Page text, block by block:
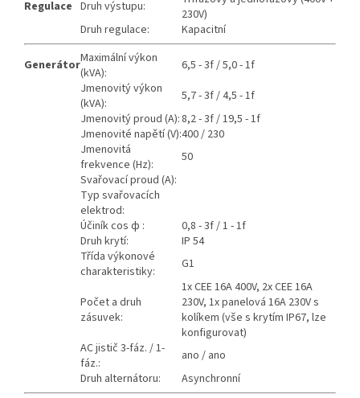
Regulace Druh výstupu:
230V)
Druh regulace:
Kapacitní
GenerátorMaximální výkon
(kVA):
6,5 - 3f / 5,0 - 1f
Jmenovitý výkon
(kVA):
5,7 - 3f / 4,5 - 1f
Jmenovitý proud (A):8,2 - 3f / 19,5 - 1f
Jmenovité napětí (V):400 / 230
Jmenovitá
frekvence (Hz):
50
Svařovací proud (A):
Typ svařovacích
elektrod:
Účiník cos ф :
0,8 - 3f / 1 - 1f
Druh krytí:
IP 54
Třída výkonové
charakteristiky:
G1
Počet a druh
zásuvek:
1x CEE 16A 400V, 2x CEE 16A
230V, 1x panelová 16A 230V s
kolíkem (vše s krytím IP67, lze
konfigurovat)
AC jistič 3-fáz. / 1-
fáz.:
ano / ano
Druh alternátoru:
Asynchronní